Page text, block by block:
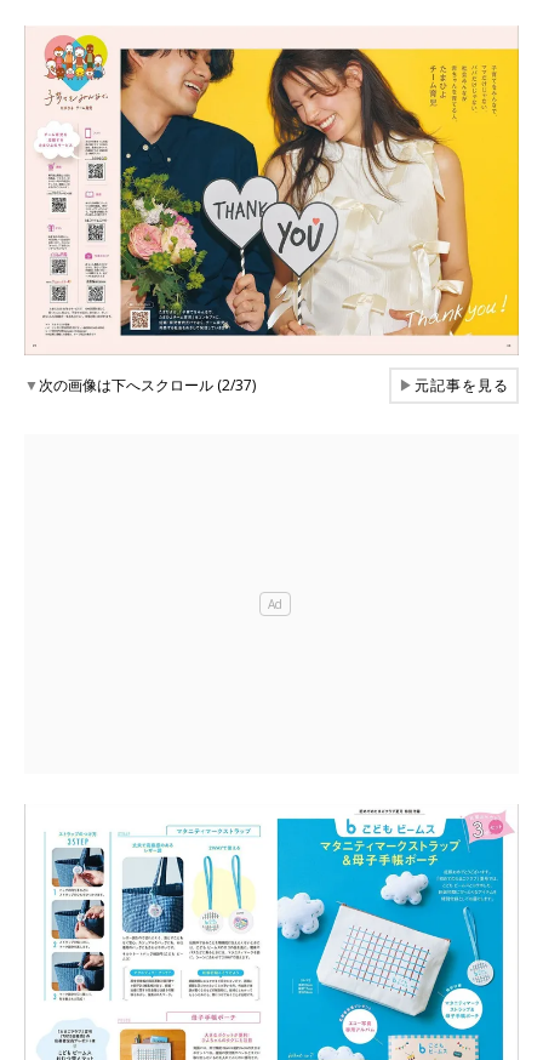
▼次の画像は下へスクロール (2/37) ▶元記事を見る